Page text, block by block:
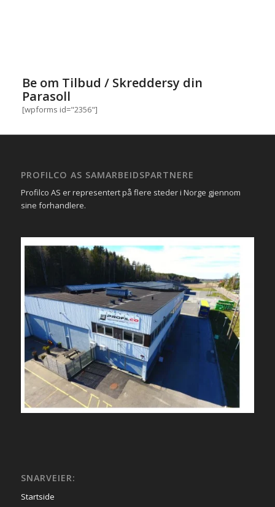
Be om Tilbud / Skreddersy din
Parasoll
[wpforms id="2356"]
PROFILCO AS SAMARBEIDSPARTNERE
Profilco AS er representert på flere steder i Norge gjennom
sine forhandlere.
SNARVEIER:
Startside